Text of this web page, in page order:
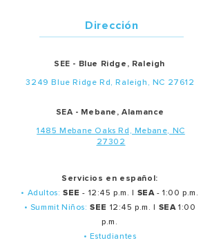
Dirección
SEE - Blue Ridge, Raleigh
3249 Blue Ridge Rd, Raleigh, NC 27612
SEA - Mebane, Alamance
1485 Mebane Oaks Rd, Mebane, NC
27302
Servicios en español:
• Adultos:SEE - 12:45 p.m. | SEA- 1:00 p.m.
• Summit Niños:SEE 12:45 p.m. | SEA1:00
p.m.
• Estudiantes